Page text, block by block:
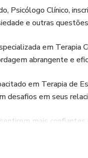
Psicólogo Clínico,
e outras
em Terapia
abrangente e
em Terapia de
desafios em seus
mais
de supervisão,